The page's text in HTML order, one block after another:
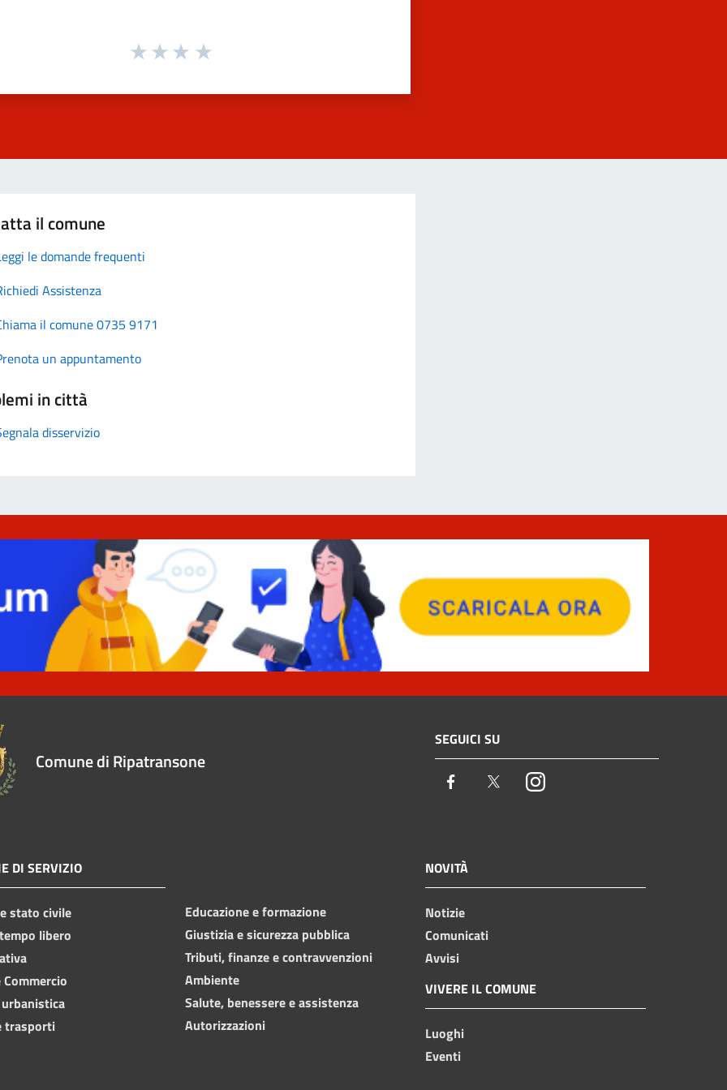
il comune
le domande frequenti
Assistenza
il comune 0735 9171
un appuntamento
in città
disservizio
Comune di Ripatransone
SEGUICI SU
Facebook TwitterInstagram
DI SERVIZIO
stato civile
libero
trasporti
Educazione e formazione
Giustizia e sicurezza pubblica
Tributi, finanze e contravvenzioni
Ambiente
Salute, benessere e assistenza
Autorizzazioni
NOVITÀ
Notizie
Comunicati
Avvisi
VIVERE IL COMUNE
Luoghi
Eventi